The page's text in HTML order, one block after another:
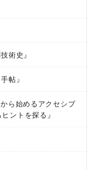
術史』
帖』
ら始めるアクセシブ
ントを探る』